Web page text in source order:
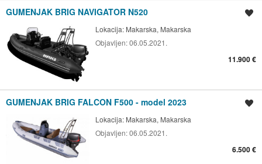
GUMENJAK BRIG NAVIGATOR N520
Lokacija: Makarska, Makarska
Objavljen:06.05.2021.
11.900 €
GUMENJAK BRIG FALCON F500 - model 2023
Lokacija: Makarska, Makarska
Objavljen:06.05.2021.
6.500 €